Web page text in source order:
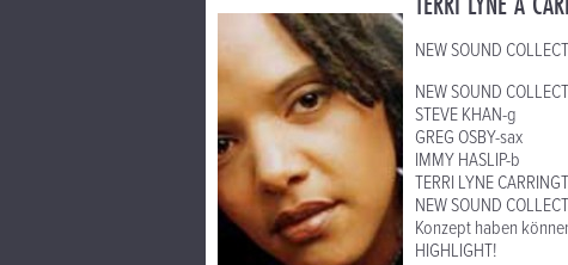
NEW SOUND
NEW SOUND
STEVE KHAN-g
GREG OSBY-sax
IMMY HASLIP-b
TERRI LYNE
NEW SOUND
Konzept haben
HIGHLIGHT!